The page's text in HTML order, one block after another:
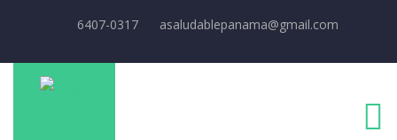
6407-0317 asaludablepanama@gmail.com